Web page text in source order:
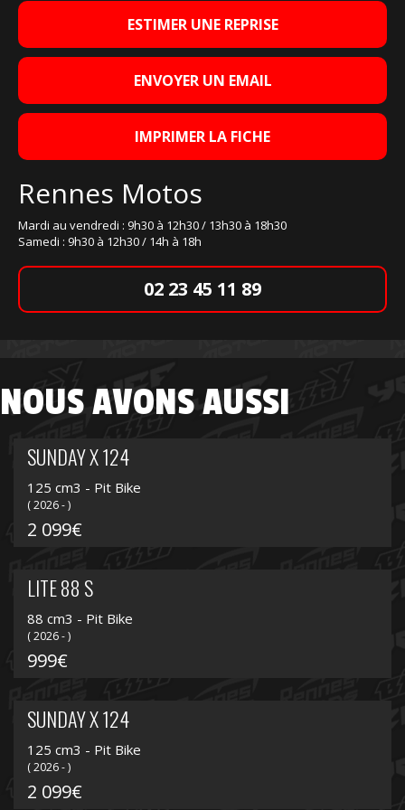
ESTIMER UNE REPRISE
ENVOYER UN EMAIL
IMPRIMER LA FICHE
Rennes Motos
Mardi au vendredi : 9h30 à 12h30 / 13h30 à 18h30
Samedi : 9h30 à 12h30 / 14h à 18h
02 23 45 11 89
NOUS AVONS AUSSI
SUNDAY X 124
125 cm3 - Pit Bike
( 2026 - )
2 099€
LITE 88 S
88 cm3 - Pit Bike
( 2026 - )
999€
SUNDAY X 124
125 cm3 - Pit Bike
( 2026 - )
2 099€